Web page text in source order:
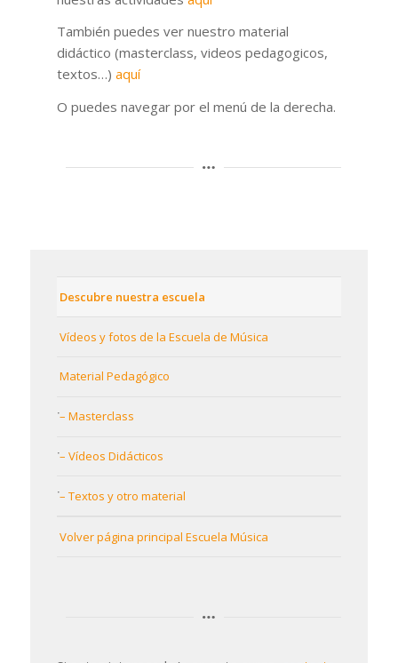
También puedes ver nuestro material
didáctico (masterclass, videos pedagogicos,
textos…) aquí
O puedes navegar por el menú de la derecha.
Descubre nuestra escuela
Vídeos y fotos de la Escuela de Música
Material Pedagógico
– Masterclass
– Vídeos Didácticos
– Textos y otro material
Volver página principal Escuela Música